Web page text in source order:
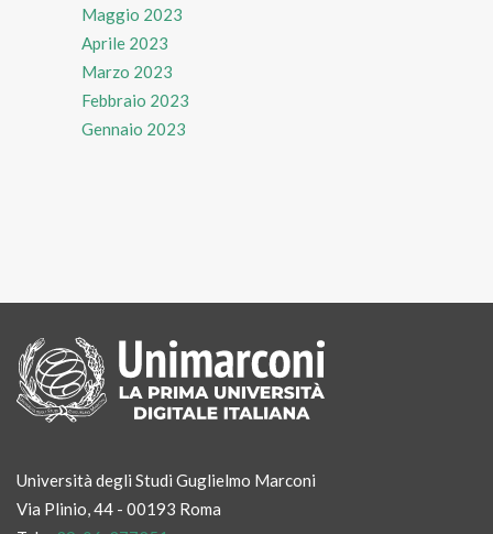
Maggio 2023
Aprile 2023
Marzo 2023
Febbraio 2023
Gennaio 2023
Università degli Studi Guglielmo Marconi
Via Plinio, 44 - 00193 Roma